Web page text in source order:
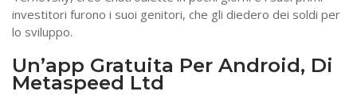
investitori furono i suoi genitori, che gli diedero dei soldi per
lo sviluppo.
Un’app Gratuita Per Android, Di
Metaspeed Ltd